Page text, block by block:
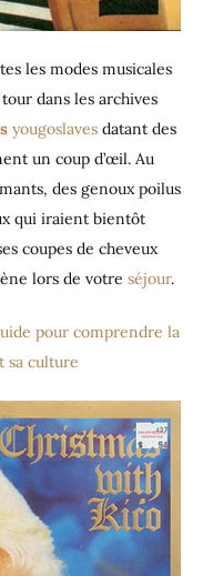
les modes musicales
dans les archives
yougoslaves datant des
un coup d’œil. Au
des genoux poilus
qui iraient bientôt
coupes de cheveux
lors de votre séjour.
pour comprendre la
sa culture